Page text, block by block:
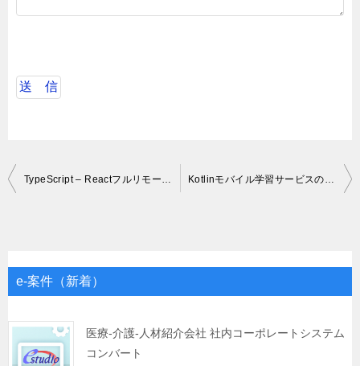
投
ゲ
シ
ョ
TypeScript – ReactフルリモートOK-プロジェクト管理アプリのWebエンジニア募集 Kotlinモバイル学習サービスの開発をリードするAndroidアプリエンジニア募集
e-案件（新着）
医療-介護-人材紹介会社 社内コーポレートシステム
コンバート